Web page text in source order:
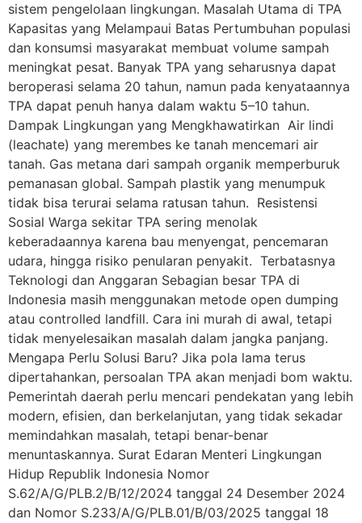
sistem pengelolaan lingkungan. Masalah Utama di TPA
Kapasitas yang Melampaui Batas Pertumbuhan populasi
dan konsumsi masyarakat membuat volume sampah
meningkat pesat. Banyak TPA yang seharusnya dapat
beroperasi selama 20 tahun, namun pada kenyataannya
TPA dapat penuh hanya dalam waktu 5–10 tahun.
Dampak Lingkungan yang Mengkhawatirkan Air lindi
(leachate) yang merembes ke tanah mencemari air
tanah. Gas metana dari sampah organik memperburuk
pemanasan global. Sampah plastik yang menumpuk
tidak bisa terurai selama ratusan tahun. Resistensi
Sosial Warga sekitar TPA sering menolak
keberadaannya karena bau menyengat, pencemaran
udara, hingga risiko penularan penyakit. Terbatasnya
Teknologi dan Anggaran Sebagian besar TPA di
Indonesia masih menggunakan metode open dumping
atau controlled landfill. Cara ini murah di awal, tetapi
tidak menyelesaikan masalah dalam jangka panjang.
Mengapa Perlu Solusi Baru? Jika pola lama terus
dipertahankan, persoalan TPA akan menjadi bom waktu.
Pemerintah daerah perlu mencari pendekatan yang lebih
modern, efisien, dan berkelanjutan, yang tidak sekadar
memindahkan masalah, tetapi benar-benar
menuntaskannya. Surat Edaran Menteri Lingkungan
Hidup Republik Indonesia Nomor
S.62/A/G/PLB.2/B/12/2024 tanggal 24 Desember 2024
dan Nomor S.233/A/G/PLB.01/B/03/2025 tanggal 18